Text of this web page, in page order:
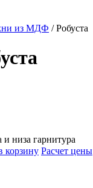
из МДФ / Робуста
и низа гарнитура
корзину Расчет цены